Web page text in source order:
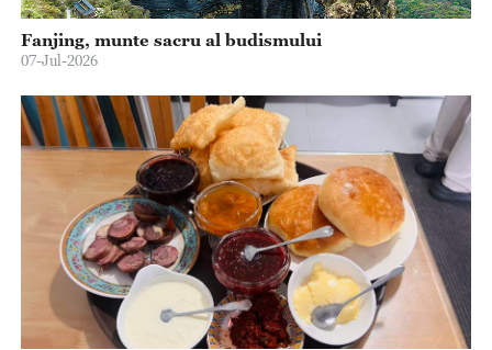
Fanjing, munte sacru al budismului
07-Jul-2026